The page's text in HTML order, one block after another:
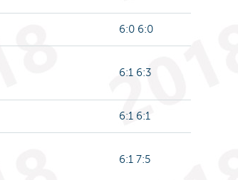
6:0 6:0
6:1 6:3
6:1 6:1
6:1 7:5